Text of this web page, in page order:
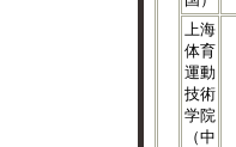
上海
体育
運動
技術
学院
（中